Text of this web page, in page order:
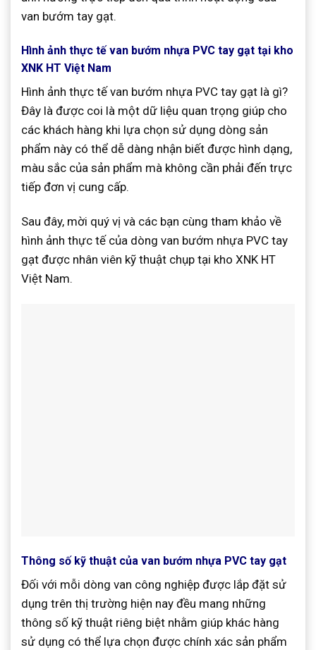
van bướm tay gạt.
Hình ảnh thực tế van bướm nhựa PVC tay gạt tại kho
XNK HT Việt Nam
Hình ảnh thực tế van bướm nhựa PVC tay gạt là gì?
Đây là được coi là một dữ liệu quan trọng giúp cho
các khách hàng khi lựa chọn sử dụng dòng sản
phẩm này có thể dễ dàng nhận biết được hình dạng,
màu sắc của sản phẩm mà không cần phải đến trực
tiếp đơn vị cung cấp.
Sau đây, mời quý vị và các bạn cùng tham khảo về
hình ảnh thực tế của dòng van bướm nhựa PVC tay
gạt được nhân viên kỹ thuật chụp tại kho XNK HT
Việt Nam.
Thông số kỹ thuật của van bướm nhựa PVC tay gạt
Đối với mỗi dòng van công nghiệp được lắp đặt sử
dụng trên thị trường hiện nay đều mang những
thông số kỹ thuật riêng biệt nhằm giúp khác hàng
sử dụng có thể lựa chọn được chính xác sản phẩm